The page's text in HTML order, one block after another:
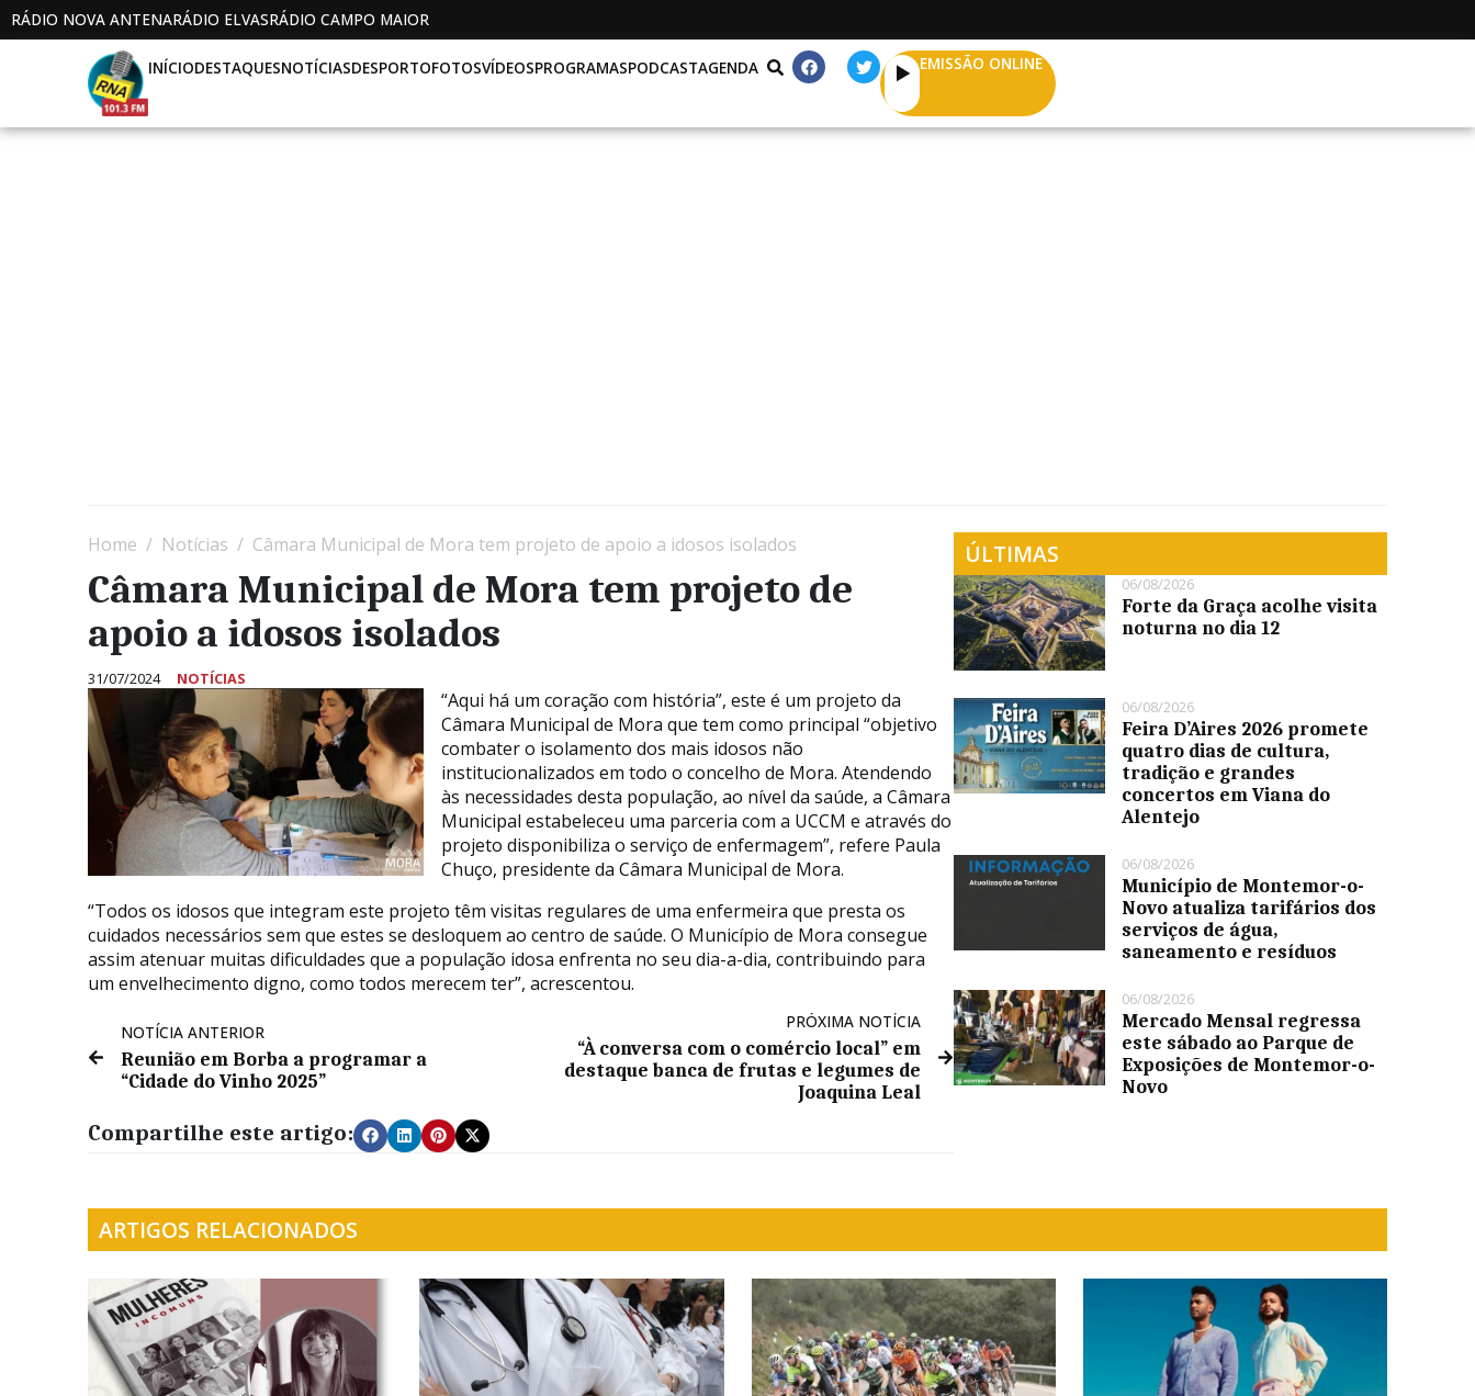
RÁDIO NOVA ANTENARÁDIO ELVASRÁDIO CAMPO MAIOR
INÍCIODESTAQUESNOTÍCIASDESPORTOFOTOSVÍDEOSPROGRAMASPODCASTAGENDA EMISSÃO ONLINE
Home Notícias Câmara Municipal de Mora tem projeto de apoio a idosos isolados
Câmara Municipal de Mora tem projeto de
apoio a idosos isolados
31/07/2024 NOTÍCIAS
“Aqui há um coração com história”, este é um projeto da
Câmara Municipal de Mora que tem como principal “objetivo
combater o isolamento dos mais idosos não
institucionalizados em todo o concelho de Mora. Atendendo
às necessidades desta população, ao nível da saúde, a Câmara
Municipal estabeleceu uma parceria com a UCCM e através do
projeto disponibiliza o serviço de enfermagem”, refere Paula
Chuço, presidente da Câmara Municipal de Mora.
“Todos os idosos que integram este projeto têm visitas regulares de uma enfermeira que presta os
cuidados necessários sem que estes se desloquem ao centro de saúde. O Município de Mora consegue
assim atenuar muitas dificuldades que a população idosa enfrenta no seu dia-a-dia, contribuindo para
um envelhecimento digno, como todos merecem ter”, acrescentou.
NOTÍCIA ANTERIOR
Reunião em Borba a programar a
“Cidade do Vinho 2025”
PRÓXIMA NOTÍCIA
“À conversa com o comércio local” em
destaque banca de frutas e legumes de
Joaquina Leal
Compartilhe este artigo:
ÚLTIMAS
06/08/2026
Forte da Graça acolhe visita
noturna no dia 12
06/08/2026
Feira D’Aires 2026 promete
quatro dias de cultura,
tradição e grandes
concertos em Viana do
Alentejo
06/08/2026
Município de Montemor-o-
Novo atualiza tarifários dos
serviços de água,
saneamento e resíduos
06/08/2026
Mercado Mensal regressa
este sábado ao Parque de
Exposições de Montemor-o-
Novo
ARTIGOS RELACIONADOS